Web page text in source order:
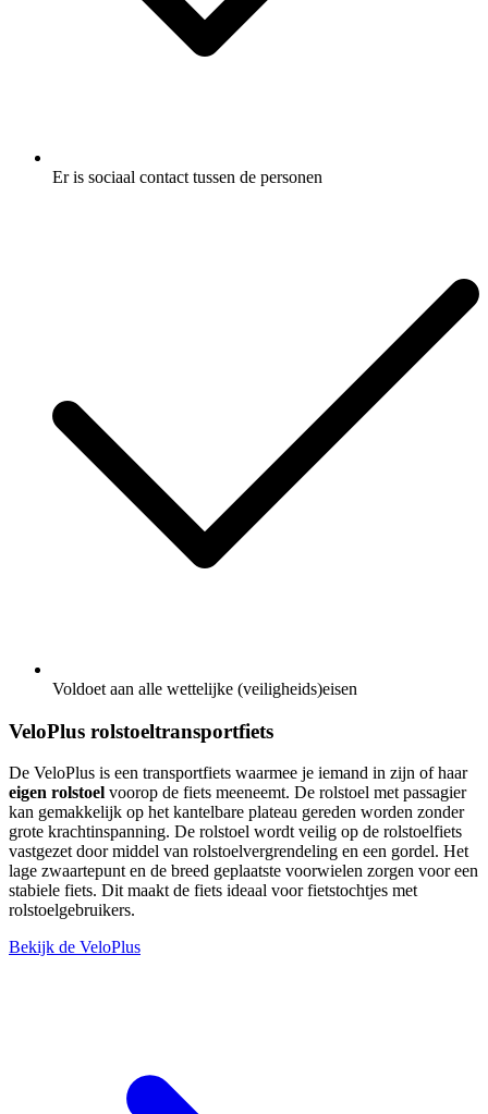
Er is sociaal contact tussen de personen
Voldoet aan alle wettelijke (veiligheids)eisen
VeloPlus rolstoeltransportfiets
De VeloPlus is een transportfiets waarmee je iemand in zijn of haar
eigen rolstoel voorop de fiets meeneemt. De rolstoel met passagier
kan gemakkelijk op het kantelbare plateau gereden worden zonder
grote krachtinspanning. De rolstoel wordt veilig op de rolstoelfiets
vastgezet door middel van rolstoelvergrendeling en een gordel. Het
lage zwaartepunt en de breed geplaatste voorwielen zorgen voor een
stabiele fiets. Dit maakt de fiets ideaal voor fietstochtjes met
rolstoelgebruikers.
Bekijk de VeloPlus